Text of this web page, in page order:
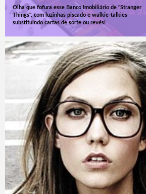
Olha que fofura esse Banco Imobiliário de "Stranger
Things", com luzinhas piscado e walkie-talkies
substituindo cartas de sorte ou revés!